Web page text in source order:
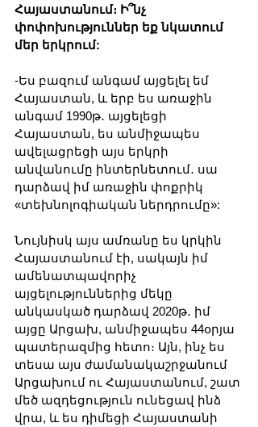
Հայաստանում։ Ի՞նչ
փոփոխություններ եք նկատում
մեր երկրում:
-Ես բազում անգամ այցելել եմ
Հայաստան, և երբ ես առաջին
անգամ 1990թ․ այցելեցի
Հայաստան, ես անմիջապես
ավելացրեցի այս երկրի
անվանումը ինտերնետում․ սա
դարձավ իմ առաջին փոքրիկ
«տեխնոլոգիական ներդրումը»:
Նույնիսկ այս ամռանը ես կրկին
Հայաստանում էի, սակայն իմ
ամենատպավորիչ
այցելություններից մեկը
անկասկած դարձավ 2020թ․ իմ
այցը Արցախ, անմիջապես 44օրյա
պատերազմից հետո։ Այն, ինչ ես
տեսա այս ժամանակաշրջանում
Արցախում ու Հայաստանում, շատ
մեծ ազդեցություն ունեցավ ինձ
վրա, և ես դիմեցի Հայաստանի